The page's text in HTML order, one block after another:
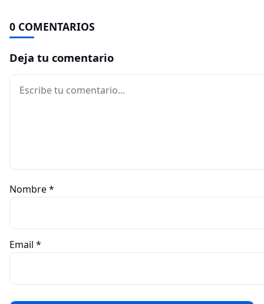
0 COMENTARIOS
Deja tu comentario
Comentario
Nombre*
Email *